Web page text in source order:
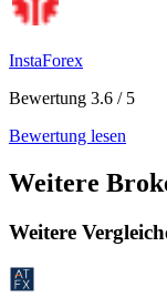
InstaForex
Bewertung 3.6 / 5
Bewertung lesen
Weitere
Weitere